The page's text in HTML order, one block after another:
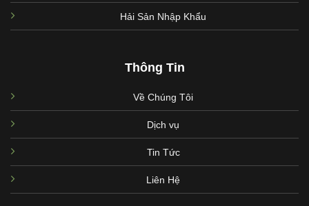
Hải Sản Nhập Khẩu
Thông Tin
Về Chúng Tôi
Dịch vụ
Tin Tức
Liên Hệ